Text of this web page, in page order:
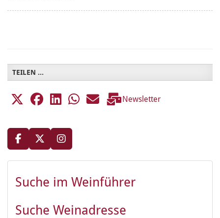
TEILEN ...
Newsletter
Suche im Weinführer
Suche Weinadresse